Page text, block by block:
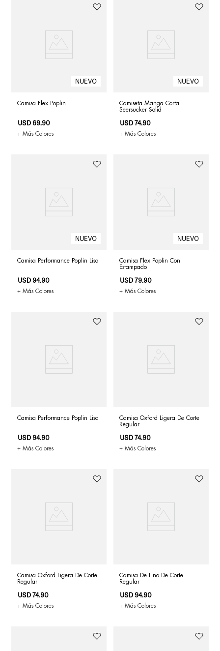
Camisa Flex Poplin
USD 69.90
+ Más Colores
Camiseta Manga Corta
Seersucker Solid
USD 74.90
+ Más Colores
Camisa Performance Poplin Lisa
USD 94.90
+ Más Colores
Camisa Flex Poplin Con
Estampado
USD 79.90
+ Más Colores
Camisa Performance Poplin Lisa
USD 94.90
+ Más Colores
Camisa Oxford Ligera De Corte
Regular
USD 74.90
+ Más Colores
Camisa Oxford Ligera De Corte
Regular
USD 74.90
+ Más Colores
Camisa De Lino De Corte
Regular
USD 94.90
+ Más Colores